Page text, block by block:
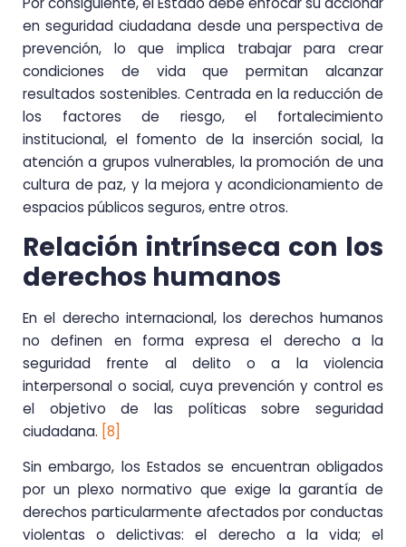
en seguridad ciudadana desde una perspectiva de
prevención, lo que implica trabajar para crear
condiciones de vida que permitan alcanzar
resultados sostenibles. Centrada en la reducción de
los factores de riesgo, el fortalecimiento
institucional, el fomento de la inserción social, la
atención a grupos vulnerables, la promoción de una
cultura de paz, y la mejora y acondicionamiento de
espacios públicos seguros, entre otros.
Relación intrínseca con los
derechos humanos
En el derecho internacional, los derechos humanos
no definen en forma expresa el derecho a la
seguridad frente al delito o a la violencia
interpersonal o social, cuya prevención y control es
el objetivo de las políticas sobre seguridad
ciudadana. [8]
Sin embargo, los Estados se encuentran obligados
por un plexo normativo que exige la garantía de
derechos particularmente afectados por conductas
violentas o delictivas: el derecho a la vida; el